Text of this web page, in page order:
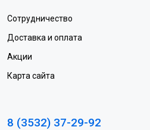
Сотрудничество
Доставка и оплата
Акции
Карта сайта
8 (3532) 37-29-92